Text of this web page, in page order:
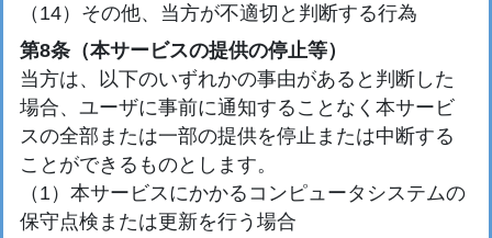
（14）その他、当方が不適切と判断する行為
第8条（本サービスの提供の停止等）
当方は、以下のいずれかの事由があると判断した
場合、ユーザに事前に通知することなく本サービ
スの全部または一部の提供を停止または中断する
ことができるものとします。
（1）本サービスにかかるコンピュータシステムの
保守点検または更新を行う場合